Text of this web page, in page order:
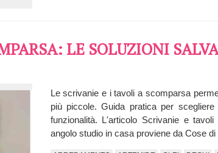
LE SOLUZIONI
Le scrivanie e i tavoli a scomparsa
più piccole. Guida pratica per
funzionalità. L'articolo Scrivanie e
angolo studio in casa proviene da Cose di